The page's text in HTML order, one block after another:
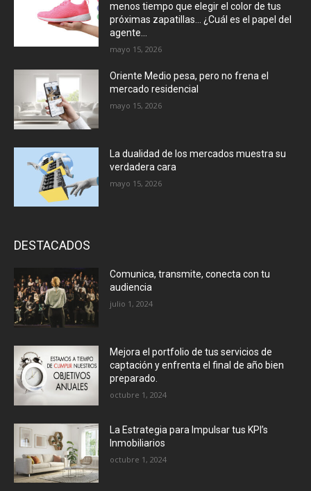
menos tiempo que elegir el color de tus
próximas zapatillas… ¿Cuál es el papel del
agente...
mayo 15, 2026
Oriente Medio pesa, pero no frena el
mercado residencial
mayo 15, 2026
La dualidad de los mercados muestra su
verdadera cara
mayo 15, 2026
DESTACADOS
Comunica, transmite, conecta con tu
audiencia
julio 1, 2024
Mejora el portfolio de tus servicios de
captación y enfrenta el final de año bien
preparado.
octubre 1, 2024
La Estrategia para Impulsar tus KPI’s
Inmobiliarios
octubre 1, 2024